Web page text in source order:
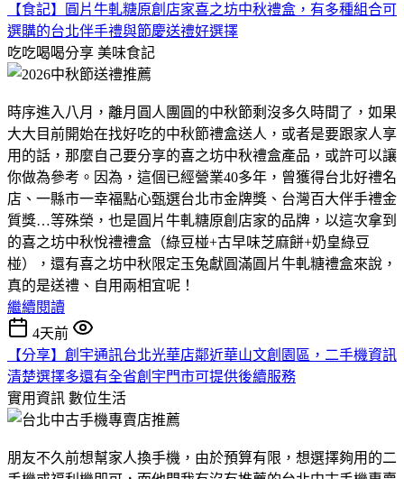
【食記】圓片牛軋糖原創店家喜之坊中秋禮盒，有多種組合可
選購的台北伴手禮與節慶送禮好選擇
吃吃喝喝分享 美味食記
時序進入八月，離月圓人團圓的中秋節剩沒多久時間了，如果
大大目前開始在找好吃的中秋節禮盒送人，或者是要跟家人享
用的話，那麼自己要分享的喜之坊中秋禮盒產品，或許可以讓
你做為參考。因為，這個已經營業40多年，曾獲得台北好禮名
店、一縣市一幸福點心甄選台北市金牌獎、台灣百大伴手禮金
質獎…等殊榮，也是圓片牛軋糖原創店家的品牌，以這次拿到
的喜之坊中秋悅禮禮盒（綠豆椪+古早味芝麻餅+奶皇綠豆
椪），還有喜之坊中秋限定玉兔獻圓滿圓片牛軋糖禮盒來說，
真的是送禮、自用兩相宜呢！
繼續閱讀
4天前
【分享】創宇通訊台北光華店鄰近華山文創園區，二手機資訊
清楚選擇多還有全省創宇門市可提供後續服務
實用資訊 數位生活
朋友不久前想幫家人換手機，由於預算有限，想選擇夠用的二